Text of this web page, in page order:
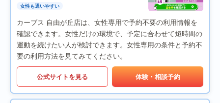
女性も通いやすい
カーブス 自由が丘店は、女性専用で予約不要の利用情報を
確認できます。女性だけの環境で、予定に合わせて短時間の
運動を続けたい人が検討できます。女性専用の条件と予約不
要の利用方法を見てみてください。
公式サイトを見る 体験・相談予約